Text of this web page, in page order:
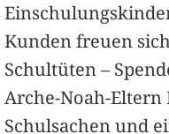
Kunden freuen
Schultüten –
Arche-Noah-Eltern
Schulsachen und